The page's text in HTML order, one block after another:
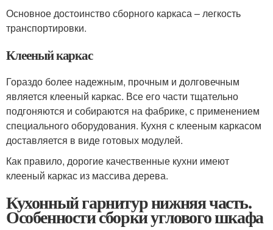
Основное достоинство сборного каркаса – легкость
транспортировки.
Клееный каркас
Гораздо более надежным, прочным и долговечным
является клееный каркас. Все его части тщательно
подгоняются и собираются на фабрике, с применением
специального оборудования. Кухня с клееным каркасом
доставляется в виде готовых модулей.
Как правило, дорогие качественные кухни имеют
клееный каркас из массива дерева.
Кухонный гарнитур нижняя часть.
Особенности сборки углового шкафа